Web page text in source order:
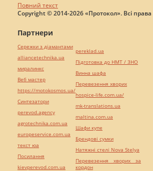
Повний текст
Copyright © 2014-2026 «Протокол». Всі
Партнери
Сережки з діамантами
alliancetechnika.ua
миралинкс
Веб мастер
https://motokosmos.ua/
Синтезатори
perevod.agency
agrotechnika.com.ua
europeservice.com.ua
текст юа
Посилання
kievperevod.com.ua
pereklad.ua
Підготовка до НМТ / ЗНО
Винна шафа
Перевезення хворих
hospice-life.com.ua/
mk-translations.ua
maltina.com.ua
Шафи купе
Брендові сумки
Натяжні стелі Nova Stelya
Перевезення хворих за
кордон